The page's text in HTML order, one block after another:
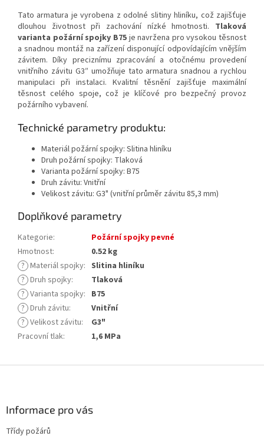
Tato armatura je vyrobena z odolné slitiny hliníku, což zajišťuje
dlouhou životnost při zachování nízké hmotnosti. Tlaková
varianta požární spojky B75je navržena pro vysokou těsnost
a snadnou montáž na zařízení disponující odpovídajícím vnějším
závitem.Díky preciznímu zpracování a otočnému provedení
vnitřního závitu G3″ umožňuje tato armatura snadnou a rychlou
manipulaci při instalaci. Kvalitní těsnění zajišťuje maximální
těsnost celého spoje, což je klíčové pro bezpečný provoz
požárního vybavení.
Technické parametry produktu:
Materiál požární spojky: Slitina hliníku
Druh požární spojky: Tlaková
Varianta požární spojky: B75
Druh závitu: Vnitřní
Velikost závitu: G3" (vnitřní průměr závitu 85,3 mm)
Doplňkové parametry
Kategorie:
Požární spojky pevné
Hmotnost:
0.52 kg
? Materiál spojky: Slitina hliníku
? Druh spojky:
Tlaková
? Varianta spojky: B75
? Druh závitu:
Vnitřní
? Velikost závitu:
G3"
Pracovní tlak: 1,6 MPa
Informace pro vás
Třídy požárů